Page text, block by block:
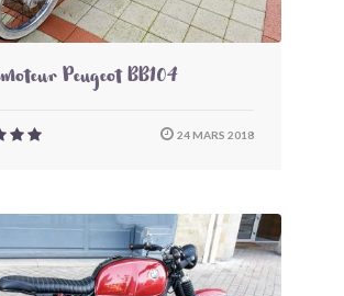
Peugeot BB104
24 MARS 2018